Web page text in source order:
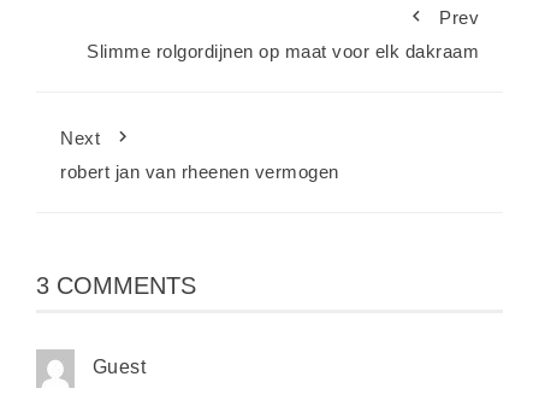
Prev
Slimme rolgordijnen op maat voor elk dakraam
Next
robert jan van rheenen vermogen
3 COMMENTS
Guest